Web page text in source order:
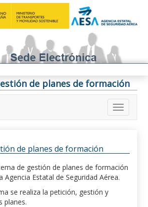
de planes de formación
de planes de formación
de gestión de planes de formación
Agencia Estatal de Seguridad Aérea.
se realiza la petición, gestión y
planes.